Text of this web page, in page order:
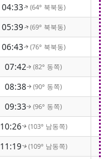
04:33↑(64° 북북동)
05:39↑(69° 북북동)
06:43↑(76° 북북동)
07:42↑(82° 동쪽)
08:38↑ (90° 동쪽)
09:33↑(96° 동쪽)
10:26↑(103° 남동쪽)
11:19↑(109° 남동쪽)